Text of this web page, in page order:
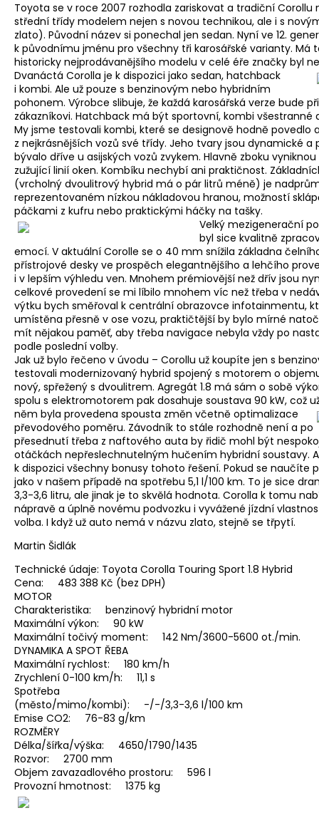
Toyota se v roce 2007 rozhodla zariskovat a tradiční Corollu
střední třídy modelem nejen s novou technikou, ale i s
zlato). Původní název si ponechal jen sedan. Nyní ve 12.
k původnímu jménu pro všechny tři karosářské varianty. Má
historicky nejprodávanějšího modelu v celé éře značky byl
Dvanáctá Corolla je k dispozici jako sedan, hatchback
i kombi. Ale už pouze s benzinovým nebo hybridním
pohonem. Výrobce slibuje, že každá karosářská verze bude
zákazníkovi. Hatchback má být sportovní, kombi všestranné
My jsme testovali kombi, které se designově hodně povedlo
z nejkrásnějších vozů své třídy. Jeho tvary jsou dynamické
bývalo dříve u asijských vozů zvykem. Hlavně zboku
zužující linií oken. Kombíku nechybí ani praktičnost.
(vrcholný dvoulitrový hybrid má o pár litrů méně) je
reprezentovaném nízkou nákladovou hranou, možností
páčkami z kufru nebo praktickými háčky na tašky.
Velký mezigenerační
byl sice kvalitně
emocí. V aktuální Corolle se o 40 mm snížila základna
přístrojové desky ve prospěch elegantnějšího a lehčího
i v lepším výhledu ven. Mnohem prémiovější než dřív jsou
celkové provedení se mi líbilo mnohem víc než třeba v
výtku bych směřoval k centrální obrazovce infotainmentu,
umístěna přesně v ose vozu, praktičtější by bylo mírné
mít nějakou paměť, aby třeba navigace nebyla vždy po
podle poslední volby.
Jak už bylo řečeno v úvodu – Corollu už koupíte jen s
testovali modernizovaný hybrid spojený s motorem o
nový, spřežený s dvoulitrem. Agregát 1.8 má sám o sobě
spolu s elektromotorem pak dosahuje soustava 90 kW, což
něm byla provedena spousta změn včetně optimalizace
převodového poměru. Závodník to stále rozhodně není a po
přesednutí třeba z naftového auta by řidič mohl být
otáčkách nepřeslechnutelným hučením hybridní soustavy.
k dispozici všechny bonusy tohoto řešení. Pokud se naučíte
jako v našem případě na spotřebu 5,1 l/100 km. To je sice
3,3-3,6 litru, ale jinak je to skvělá hodnota. Corolla k tomu
nápravě a úplně novému podvozku i vyvážené jízdní
volba. I když už auto nemá v názvu zlato, stejně se třpytí.
Martin Šidlák
Technické údaje: Toyota Corolla Touring Sport 1.8 Hybrid
Cena: 483 388 Kč (bez DPH)
MOTOR
Charakteristika: benzinový hybridní motor
Maximální výkon: 90 kW
Maximální točivý moment: 142 Nm/3600-5600 ot./min.
DYNAMIKA A SPOT ŘEBA
Maximální rychlost: 180 km/h
Zrychlení 0-100 km/h: 11,1 s
Spotřeba
(město/mimo/kombi): -/-/3,3-3,6 l/100 km
Emise CO2: 76-83 g/km
ROZMĚRY
Délka/šířka/výška: 4650/1790/1435
Rozvor: 2700 mm
Objem zavazadlového prostoru: 596 l
Provozní hmotnost: 1375 kg